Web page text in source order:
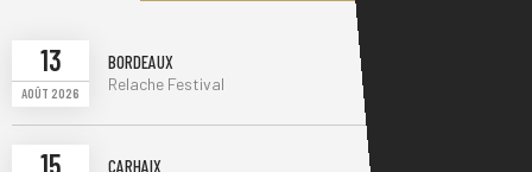
13
AOÛT 2026
BORDEAUX
Relache Festival
15 CARHAIX